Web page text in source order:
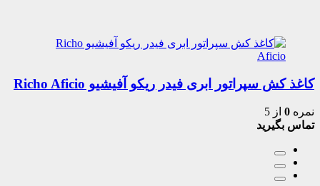
کاغذ کش سپراتور ابری فیدر ریکو آفیشیو Richo Aficio
نمره 0 از 5
تماس بگیرید